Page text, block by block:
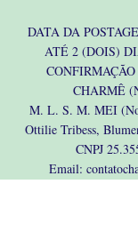
DATA DA
ATÉ 2 (DOIS)
CHARMÊ
M. L. S. M. MEI
Ottilie Tribess,
CNPJ
Email: